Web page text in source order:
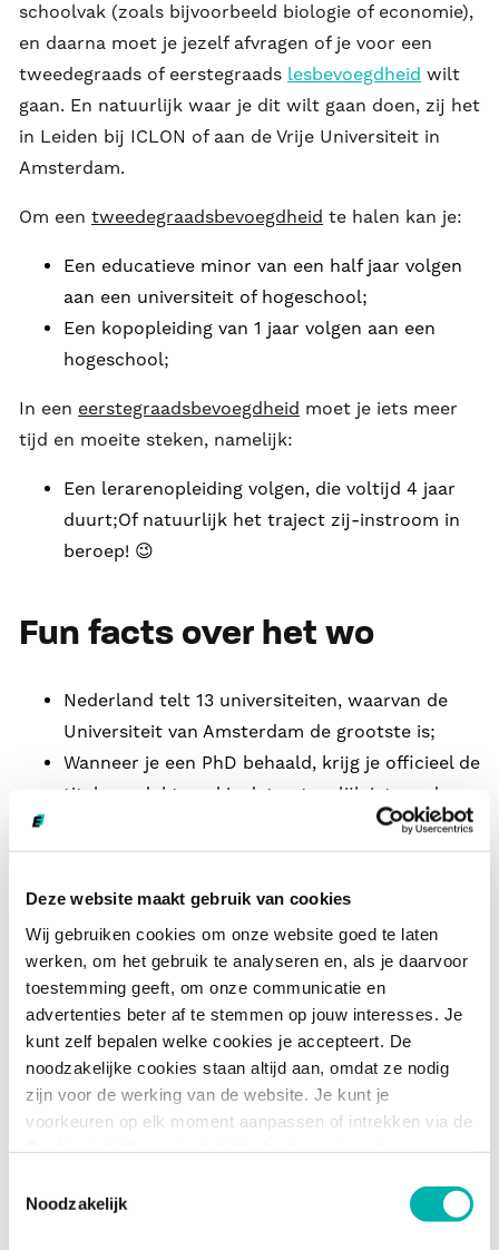
Deze website maakt gebruik van cookies
Wij gebruiken cookies om onze website goed te laten
werken, om het gebruik te analyseren en, als je daarvoor
toestemming geeft, om onze communicatie en
advertenties beter af te stemmen op jouw interesses. Je
kunt zelf bepalen welke cookies je accepteert. De
noodzakelijke cookies staan altijd aan, omdat ze nodig
zijn voor de werking van de website. Je kunt je
voorkeuren op elk moment aanpassen of intrekken via de
Noodzakelijk
schoolvak (zoals bijvoorbeeld biologie of economie),
en daarna moet je jezelf afvragen of je voor een
tweedegraads of eerstegraads lesbevoegdheid wilt
gaan. En natuurlijk waar je dit wilt gaan doen, zij het
in Leiden bij ICLON of aan de Vrije Universiteit in
Amsterdam.
Om een tweedegraadsbevoegdheid te halen kan je:
Een educatieve minor van een half jaar volgen
aan een universiteit of hogeschool;
Een kopopleiding van 1 jaar volgen aan een
hogeschool;
In een eerstegraadsbevoegdheid moet je iets meer
tijd en moeite steken, namelijk:
Een lerarenopleiding volgen, die voltijd 4 jaar
duurt;Of natuurlijk het traject zij-instroom in
beroep! 😉
Fun facts over het wo
Nederland telt 13 universiteiten, waarvan de
Universiteit van Amsterdam de grootste is;
Wanneer je een PhD behaald, krijg je officieel de
titel van dokter, al is dat natuurlijk iets anders
Om een master te doen, heb je een bachelor-
diploma nodig, of je kan een pre-master volgen.
die je normaal gesproken op zou doen in een
master, en duurt vaak een half jaar tot een jaar.
Bronnen